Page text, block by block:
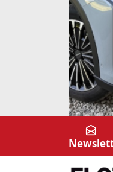
Test:
wirklich
besonderer
kleine Levi auf